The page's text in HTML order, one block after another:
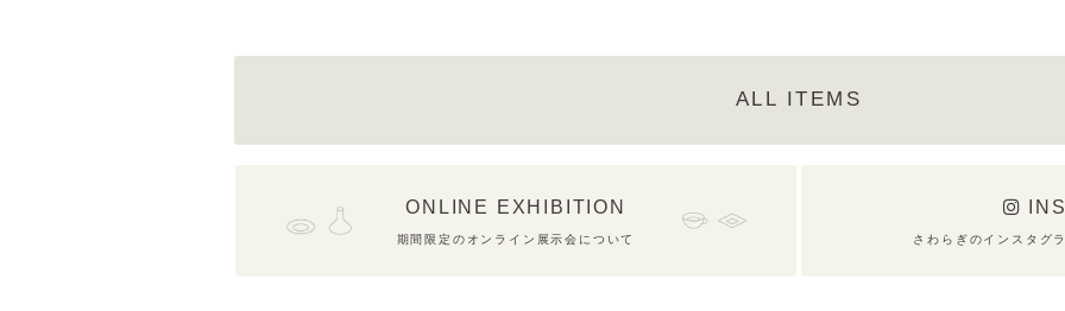
ALL ITEMS
ONLINE EXHIBITION
期間限定のオンライン展示会について さわらぎのインスタグ